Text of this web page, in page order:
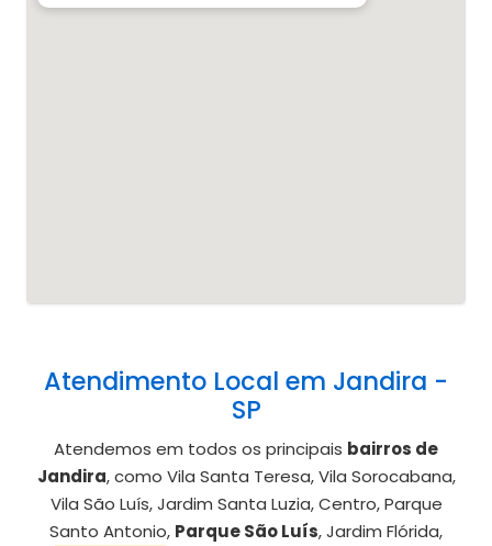
Atendimento Local em Jandira -
SP
Atendemos em todos os principais bairros de
Jandira, como Vila Santa Teresa, Vila Sorocabana,
Vila São Luís, Jardim Santa Luzia, Centro, Parque
Santo Antonio, Parque São Luís, Jardim Flórida,